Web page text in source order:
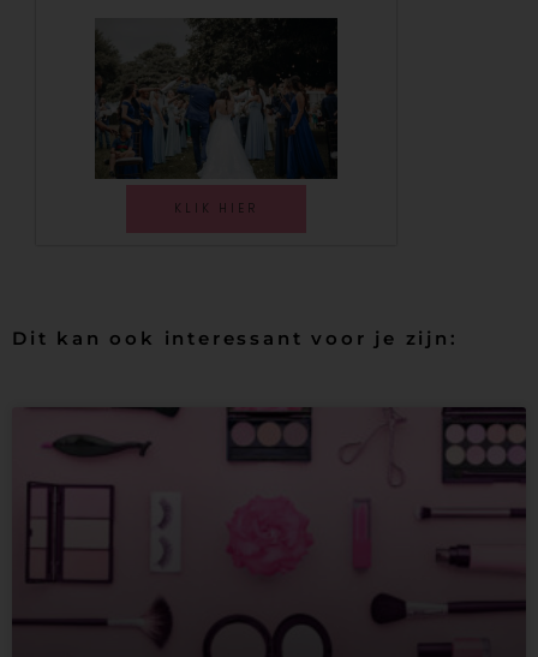
KLIK HIER
Dit kan ook interessant voor je zijn: